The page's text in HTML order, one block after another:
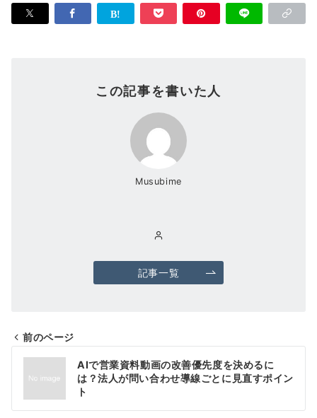
この記事を書いた人
Musubime
記事一覧
投
ナ
前のページ
AIで営業資料動画の改善優先度を決めるに
は？法人が問い合わせ導線ごとに見直すポイン
ト